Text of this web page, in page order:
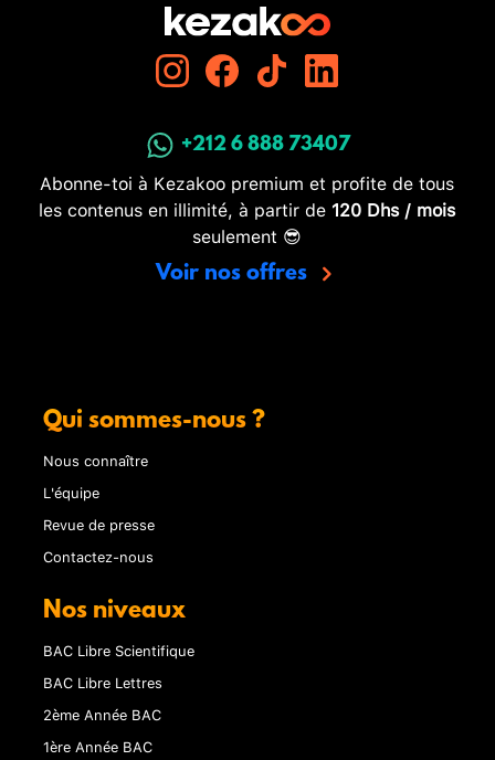
+212 6 888 73407
Abonne-toi à Kezakoo premium et profite de tous
les contenus en illimité, à partir de 120 Dhs / mois
seulement 😎
Voir nos offres
Qui sommes-nous ?
Nous connaître
L'équipe
Revue de presse
Contactez-nous
Nos niveaux
BAC Libre Scientifique
BAC Libre Lettres
2ème Année BAC
1ère Année BAC